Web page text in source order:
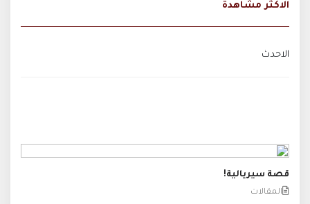
الاكثر مشاهدة
الاحدث
قصة سيريالية!
المقالات